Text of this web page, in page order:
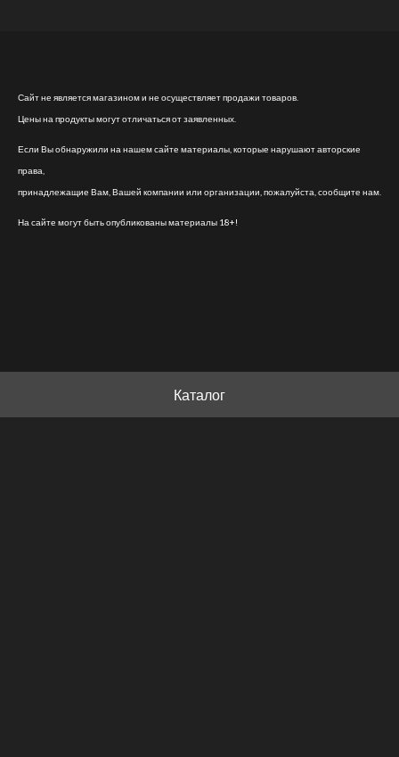
Сайт не является магазином и не осуществляет продажи товаров.
Цены на продукты могут отличаться от заявленных.
Если Вы обнаружили на нашем сайте материалы, которые нарушают авторские
права,
принадлежащие Вам, Вашей компании или организации, пожалуйста, сообщите нам.
На сайте могут быть опубликованы материалы 18+!
Каталог